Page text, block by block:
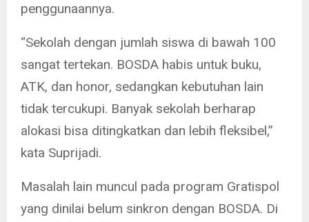
penggunaannya.
“Sekolah dengan jumlah siswa di bawah 100
sangat tertekan. BOSDA habis untuk buku,
ATK, dan honor, sedangkan kebutuhan lain
tidak tercukupi. Banyak sekolah berharap
alokasi bisa ditingkatkan dan lebih fleksibel,”
kata Suprijadi.
Masalah lain muncul pada program Gratispol
yang dinilai belum sinkron dengan BOSDA. Di